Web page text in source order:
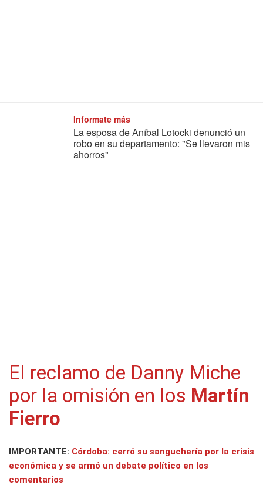
Informate más
La esposa de Aníbal Lotocki denunció un
robo en su departamento: "Se llevaron mis
ahorros"
El reclamo de Danny Miche
por la omisión en los Martín
Fierro
IMPORTANTE: Córdoba: cerró su sanguchería por la crisis
económica y se armó un debate político en los
comentarios